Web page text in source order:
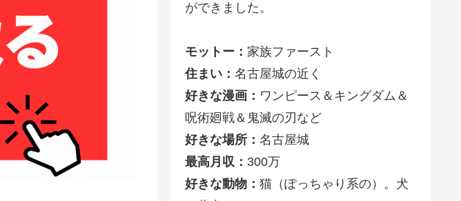
ができました。
モットー： 家族ファースト
住まい： 名古屋城の近く
好きな漫画： ワンピース＆キングダム＆
呪術廻戦＆鬼滅の刃など
好きな場所： 名古屋城
最高月収： 300万
好きな動物： 猫（ぽっちゃり系の）。犬